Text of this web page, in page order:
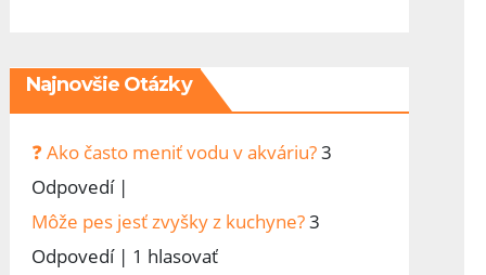
chce všetko hneď
Najnovšie Otázky
❓ Ako často meniť vodu v akváriu?3
Odpovedí |
Môže pes jesť zvyšky z kuchyne?3
Odpovedí | 1 hlasovať